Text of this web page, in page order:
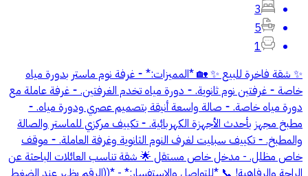
3
5
1
✨ شقة فاخرة للبيع ✨ 🏡 *المميزات:* ⁃ غرفة نوم ماستر بدورة مياه
خاصة ⁃ غرفتين نوم ثانوية. ⁃ دورة مياه تخدم الغرفتين. ⁃ غرفة عاملة مع
دورة مياه خاصة. ⁃ صالة واسعة أنيقة بتصميم عصري ودورة مياه. ⁃
مطبخ مجهز بأحدث الأجهزة الكهربائية. ⁃ تكييف مركزي للماستر والصالة
والمطبخ. ⁃ تكييف سبليت لغرف النوم الثانوية وغرفة العاملة. ⁃ موقف
خاص مظلل. - مدخل خاص مستقل 🌟 شقة تناسب العائلات الباحثة عن